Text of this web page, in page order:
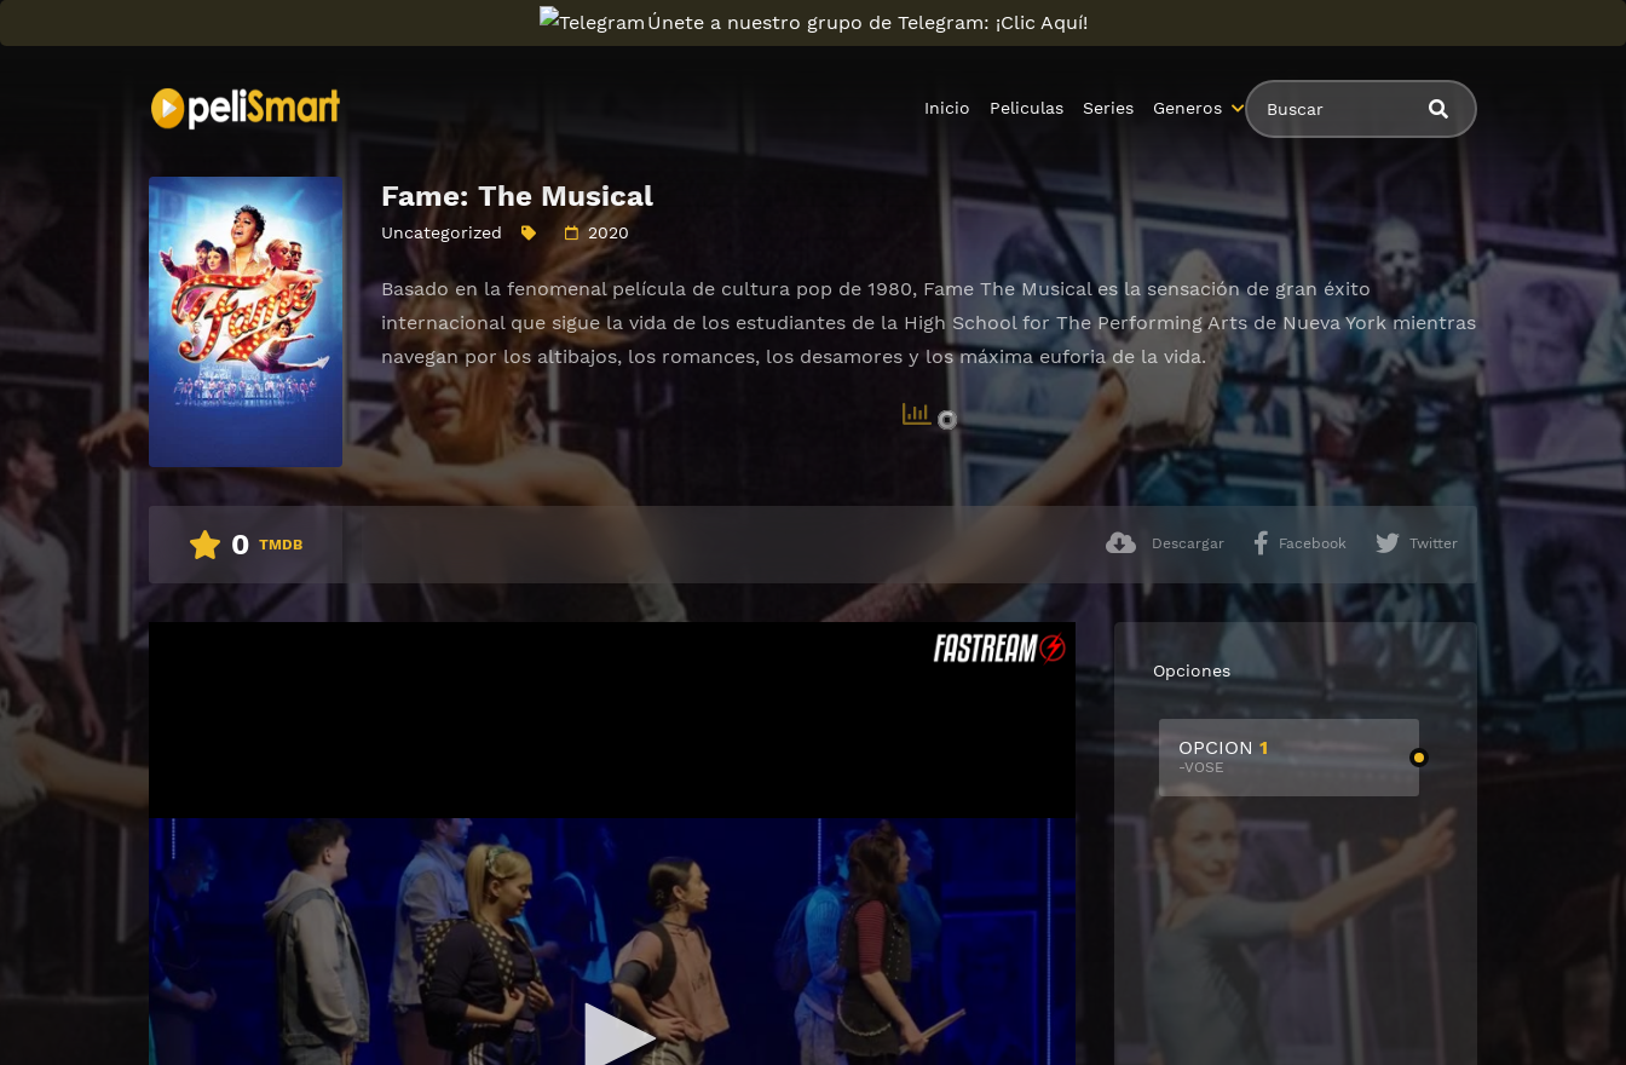
Únete a nuestro grupo de Telegram: ¡Clic Aquí!
Inicio Peliculas Series Generos
Fame: The Musical
Uncategorized 2020
Basado en la fenomenal película de cultura pop de 1980, Fame The Musical es la sensación de gran éxito
internacional que sigue la vida de los estudiantes de la High School for The Performing Arts de Nueva York mientras
navegan por los altibajos, los romances, los desamores y los máxima euforia de la vida.
0 TMDB Descargar Facebook Twitter
Opciones
OPCION 1
-VOSE